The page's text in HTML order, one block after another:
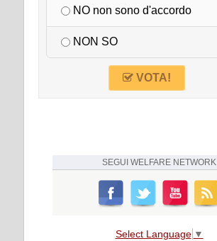
NO non sono d'accordo
NON SO
VOTA!
SEGUI WELFARE NETWORK
Select Language ▼